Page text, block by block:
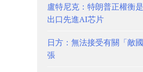
盧特尼克：特朗普正權衡
出口先進AI芯片
日方：無法接受有關「敵
張